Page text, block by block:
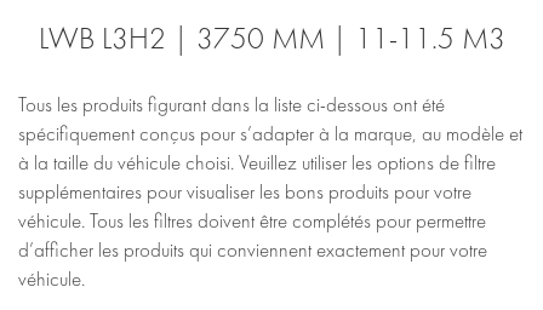
LWB L3H2 | 3750 MM | 11-11.5 M3
Tous les produits figurant dans la liste ci-dessous ont été
spécifiquement conçus pour s’adapter à la marque, au modèle et
à la taille du véhicule choisi. Veuillez utiliser les options de filtre
supplémentaires pour visualiser les bons produits pour votre
véhicule. Tous les filtres doivent être complétés pour permettre
d’afficher les produits qui conviennent exactement pour votre
véhicule.